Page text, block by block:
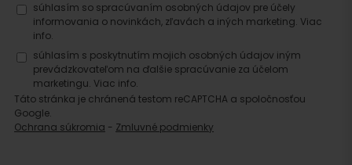
súhlasím so spracúvaním osobných údajov pre účely
informovania o novinkách, zľavách a iných marketing. Viac
info.
súhlasím s poskytnutím mojich osobných údajov iným
prevádzkovateľom na ďalšie spracúvanie za účelom
marketingu. Viac info.
Táto stránka je chránená testom reCAPTCHA a spoločnosťou
Google.
Ochrana súkromia - Zmluvné podmienky